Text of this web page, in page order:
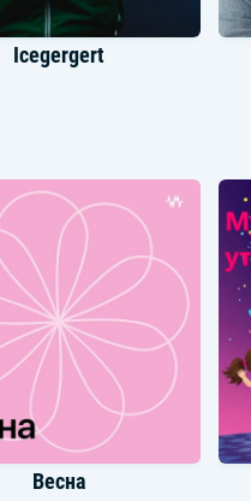
Icegergert
Nemiga
Весна